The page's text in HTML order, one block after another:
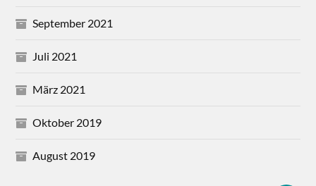
September 2021
Juli 2021
März 2021
Oktober 2019
August 2019